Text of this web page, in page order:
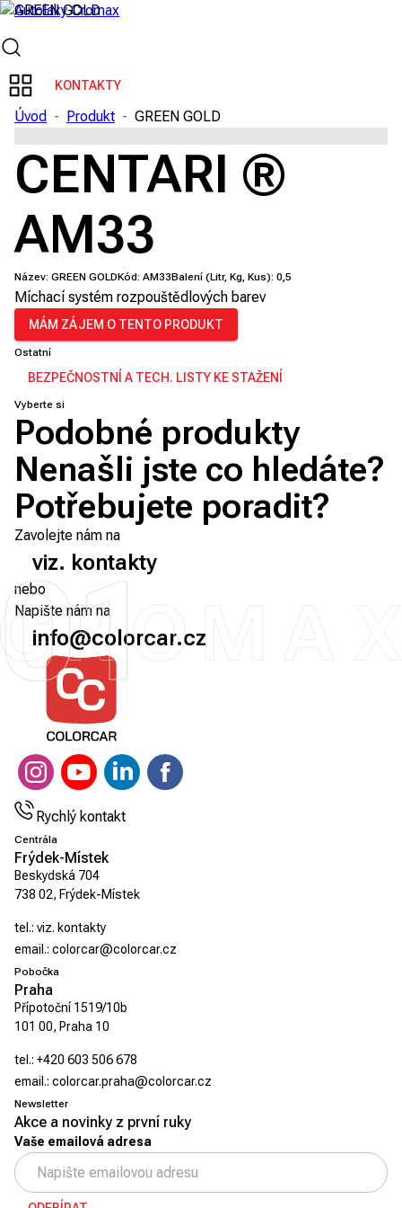
KONTAKTY
Úvod - Produkt - GREEN GOLD
CENTARI ®
AM33
Název: GREEN GOLDKód: AM33Balení (Litr, Kg, Kus): 0,5
Míchací systém rozpouštědlových barev
MÁM ZÁJEM O TENTO PRODUKT
Ostatní
BEZPEČNOSTNÍ A TECH. LISTY KE STAŽENÍ
01
Vyberte si
Podobné produkty
Nenašli jste co hledáte?
Potřebujete poradit?
Zavolejte nám na
viz. kontakty
nebo
Napište nám na
info@colorcar.cz
Rychlý kontakt
Centrála
Frýdek-Místek
Beskydská 704
738 02, Frýdek-Místek
tel.: viz. kontakty
email.: colorcar@colorcar.cz
Pobočka
Praha
Přípotoční 1519/10b
101 00, Praha 10
tel.: +420 603 506 678
email.: colorcar.praha@colorcar.cz
Newsletter
Akce a novinky z první ruky
Vaše emailová adresa